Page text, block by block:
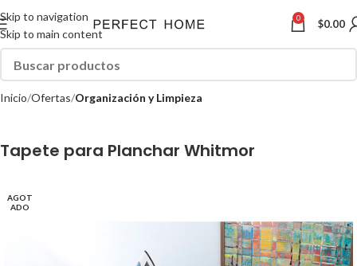
Skip to navigation
Skip to main content
0 $0.00
Inicio Ofertas Organización y Limpieza
Tapete para Planchar Whitmor
AGOT
ADO